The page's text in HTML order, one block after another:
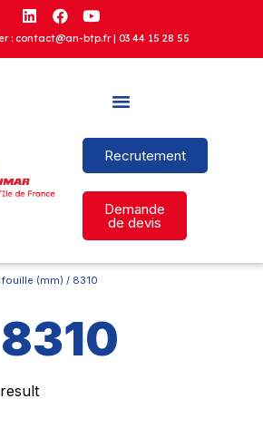
: contact@an-btp.fr | 03 44 15 28 55
Recrutement
Demande
de devis
(mm) / 8310
8310